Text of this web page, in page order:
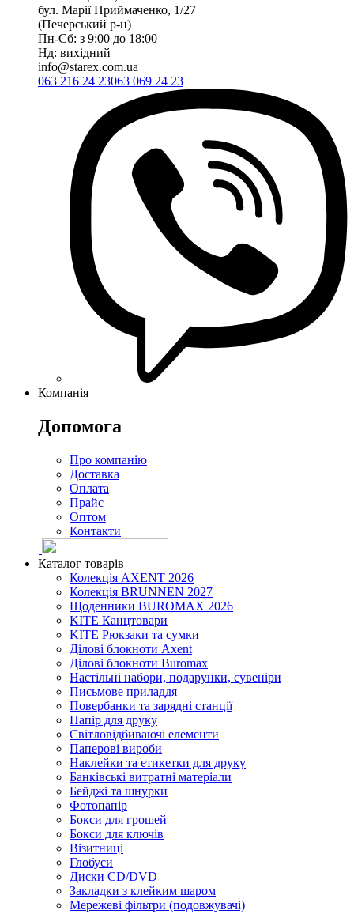
бул. Марії Приймаченко, 1/27
(Печерський р-н)
Пн-Сб: з 9:00 до 18:00
Нд: вихідний
info@starex.com.ua
063 216 24 23063 069 24 23
Компанія
Допомога
Про компанію
Доставка
Оплата
Прайс
Оптом
Контакти
Каталог товарів
Колекція AXENT 2026
Колекція BRUNNEN 2027
Щоденники BUROMAX 2026
KITE Канцтовари
KITE Рюкзаки та сумки
Ділові блокноти Axent
Ділові блокноти Buromax
Настільні набори, подарунки, сувеніри
Письмове приладдя
Повербанки та зарядні станції
Папір для друку
Світловідбиваючі елементи
Паперові вироби
Наклейки та етикетки для друку
Банківські витратні матеріали
Бейджі та шнурки
Фотопапір
Бокси для грошей
Бокси для ключів
Візитниці
Глобуси
Диски CD/DVD
Закладки з клейким шаром
Мережеві фільтри (подовжувачі)